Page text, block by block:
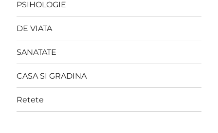
PSIHOLOGIE
DE VIATA
SANATATE
CASA SI GRADINA
Retete